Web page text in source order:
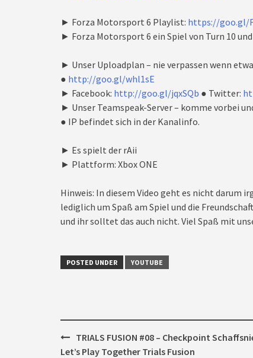
► Forza Motorsport 6 Playlist: https://goo.gl/
► Forza Motorsport 6 ein Spiel von Turn 10
► Unser Uploadplan – nie verpassen wenn
● http://goo.gl/whl1sE
► Facebook: http://goo.gl/jqxSQb ● Twitter:
► Unser Teamspeak-Server – komme vorbei
● IP befindet sich in der Kanalinfo.
► Es spielt der rAii
► Plattform: Xbox ONE
Hinweis: In diesem Video geht es nicht darum
lediglich um Spaß am Spiel und die
und ihr solltet das auch nicht. Viel Spaß mit
POSTED UNDER YOUTUBE
Post
navigation
TRIALS FUSION #08 – Checkpoint
Let’s Play Together Trials Fusion